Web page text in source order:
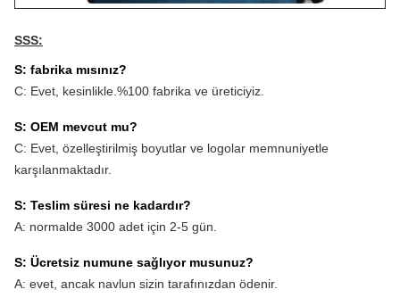
SSS:
S: fabrika mısınız?
C: Evet, kesinlikle.%100 fabrika ve üreticiyiz.
S: OEM mevcut mu?
C: Evet, özelleştirilmiş boyutlar ve logolar memnuniyetle
karşılanmaktadır.
S: Teslim süresi ne kadardır?
A: normalde 3000 adet için 2-5 gün.
S: Ücretsiz numune sağlıyor musunuz?
A: evet, ancak navlun sizin tarafınızdan ödenir.